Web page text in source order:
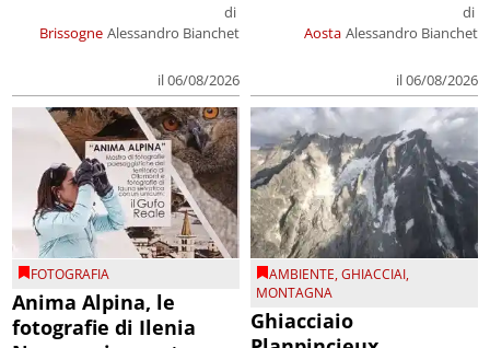
Brissogne
di
Alessandro Bianchet
il 06/08/2026
Aosta
di
Alessandro Bianchet
il 06/08/2026
FOTOGRAFIA
Anima Alpina, le
fotografie di Ilenia
AMBIENTE,GHIACCIAI,
MONTAGNA
Ghiacciaio